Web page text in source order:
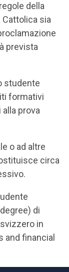
della
Cattolica sia
prevista
studente
formativi
prova
o ad altre
circa
di
in
and financial